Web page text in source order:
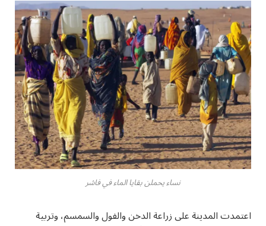
نساء يحملن بقايا الماء في فاشر
اعتمدت المدينة على زراعة الدخن والفول والسمسم، وتربية